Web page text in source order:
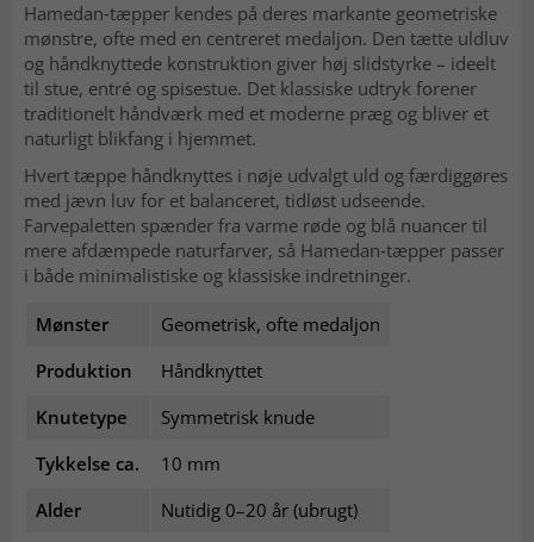
Hamedan‑tæpper kendes på deres markante geometriske
mønstre, ofte med en centreret medaljon. Den tætte uldluv
og håndknyttede konstruktion giver høj slidstyrke – ideelt
til stue, entré og spisestue. Det klassiske udtryk forener
traditionelt håndværk med et moderne præg og bliver et
naturligt blikfang i hjemmet.
Hvert tæppe håndknyttes i nøje udvalgt uld og færdiggøres
med jævn luv for et balanceret, tidløst udseende.
Farvepaletten spænder fra varme røde og blå nuancer til
mere afdæmpede naturfarver, så Hamedan‑tæpper passer
i både minimalistiske og klassiske indretninger.
Mønster
Geometrisk, ofte medaljon
Produktion
Håndknyttet
Knutetype
Symmetrisk knude
Tykkelse ca.
10 mm
Alder
Nutidig 0–20 år (ubrugt)